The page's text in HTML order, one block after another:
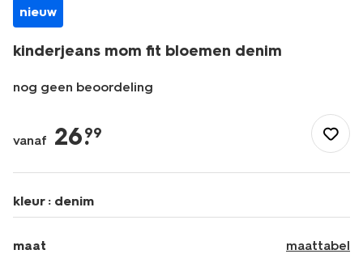
nieuw
kinderjeans mom fit bloemen denim
nog geen beoordeling
fit-
denim-
30871615DENIM.html
vanaf 26.
99
kleur : denim
maat maattabel